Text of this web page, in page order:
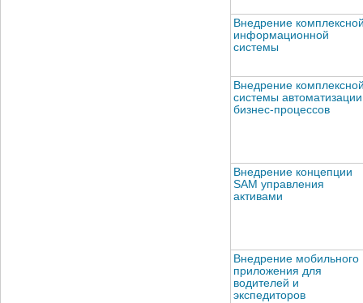
Внедрение
информационной
системы
Внедрение
системы автоматизации
бизнес-процессов
Внедрение концепции
SAM управления
активами
Внедрение мобильного
приложения для
водителей и
экспедиторов